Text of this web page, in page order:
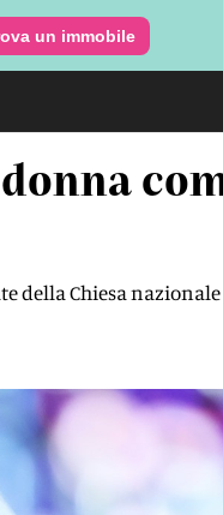
un immobile
Chiesa nazionale